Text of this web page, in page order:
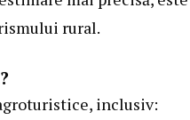
rural.
inclusiv: